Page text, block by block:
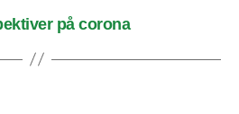
på corona